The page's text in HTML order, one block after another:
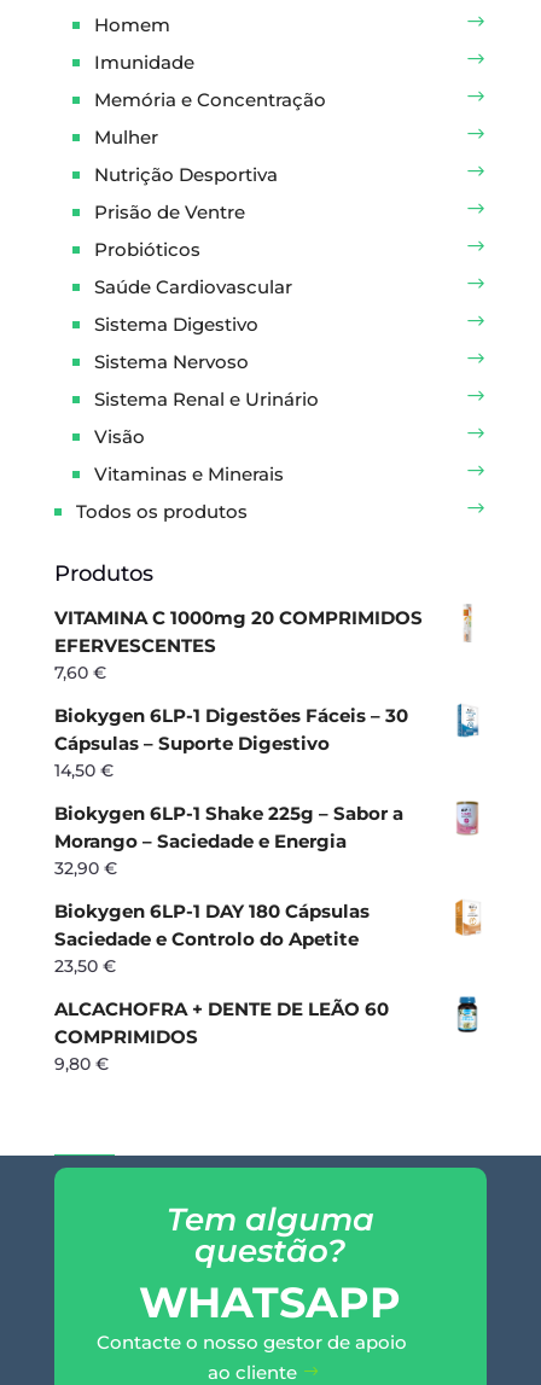
Homem
Imunidade
Memória e Concentração
Mulher
Nutrição Desportiva
Prisão de Ventre
Probióticos
Saúde Cardiovascular
Sistema Digestivo
Sistema Nervoso
Sistema Renal e Urinário
Visão
Vitaminas e Minerais
Todos os produtos
Produtos
VITAMINA C 1000mg 20 COMPRIMIDOS
EFERVESCENTES
7,60 €
Biokygen 6LP-1 Digestões Fáceis – 30
Cápsulas – Suporte Digestivo
14,50 €
Biokygen 6LP-1 Shake 225g – Sabor a
Morango – Saciedade e Energia
32,90 €
Biokygen 6LP-1 DAY 180 Cápsulas
Saciedade e Controlo do Apetite
23,50 €
ALCACHOFRA + DENTE DE LEÃO 60
COMPRIMIDOS
9,80 €
Tem alguma
questão?
WHATSAPP
Contacte o nosso gestor de apoio
ao cliente